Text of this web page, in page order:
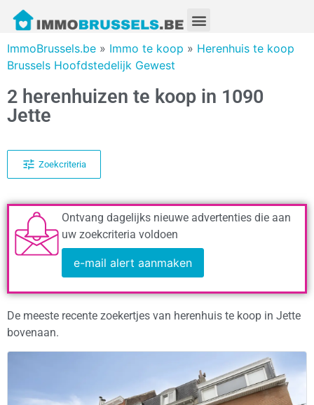
ImmoBrussels.be » Immo te koop » Herenhuis te koop
Brussels Hoofdstedelijk Gewest
2 herenhuizen te koop in 1090
Jette
Zoekcriteria
Ontvang dagelijks nieuwe advertenties die aan
uw zoekcriteria voldoen
e-mail alert aanmaken
De meeste recente zoekertjes van herenhuis te koop in Jette
bovenaan.